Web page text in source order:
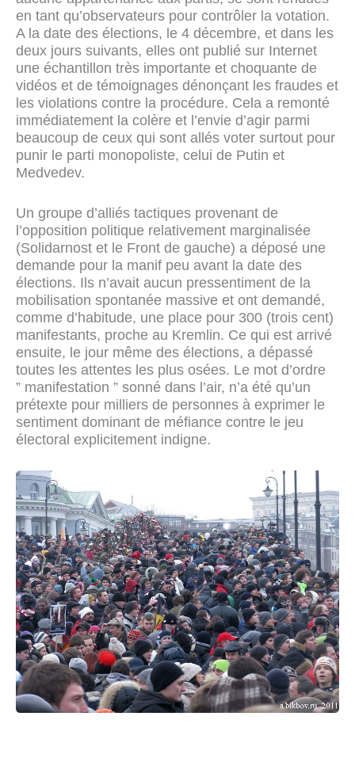
en tant qu’observateurs pour contrôler la votation.
A la date des élections, le 4 décembre, et dans les
deux jours suivants, elles ont publié sur Internet
une échantillon très importante et choquante de
vidéos et de témoignages dénonçant les fraudes et
les violations contre la procédure. Cela a remonté
immédiatement la colère et l’envie d’agir parmi
beaucoup de ceux qui sont allés voter surtout pour
punir le parti monopoliste, celui de Putin et
Medvedev.
Un groupe d’alliés tactiques provenant de
l’opposition politique relativement marginalisée
(Solidarnost et le Front de gauche) a déposé une
demande pour la manif peu avant la date des
élections. Ils n’avait aucun pressentiment de la
mobilisation spontanée massive et ont demandé,
comme d’habitude, une place pour 300 (trois cent)
manifestants, proche au Kremlin. Ce qui est arrivé
ensuite, le jour même des élections, a dépassé
toutes les attentes les plus osées. Le mot d’ordre
” manifestation ” sonné dans l’air, n’a été qu’un
prétexte pour milliers de personnes à exprimer le
sentiment dominant de méfiance contre le jeu
électoral explicitement indigne.